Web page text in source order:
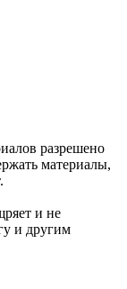
разрешено
материалы,
и не
и другим